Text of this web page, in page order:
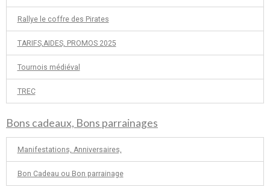
Rallye le coffre des Pirates
TARIFS,AIDES, PROMOS 2025
Tournois médiéval
TREC
Bons cadeaux, Bons parrainages
Manifestations, Anniversaires,
Bon Cadeau ou Bon parrainage